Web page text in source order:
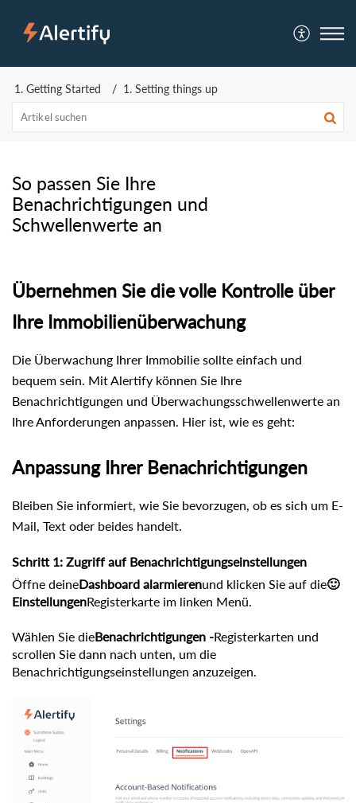
1. Getting Started 1. Setting things up
So passen Sie Ihre
Benachrichtigungen und
Schwellenwerte an
Übernehmen Sie die volle Kontrolle über
Ihre Immobilienüberwachung
Die Überwachung Ihrer Immobilie sollte einfach und
bequem sein. Mit Alertify können Sie Ihre
Benachrichtigungen und Überwachungsschwellenwerte an
Ihre Anforderungen anpassen. Hier ist, wie es geht:
Anpassung Ihrer Benachrichtigungen
Bleiben Sie informiert, wie Sie bevorzugen, ob es sich um E-
Mail, Text oder beides handelt.
Schritt 1: Zugriff auf Benachrichtigungseinstellungen
Öffne deineDashboard alarmierenund klicken Sie auf die🙂
EinstellungenRegisterkarte im linken Menü.
Wählen Sie dieBenachrichtigungen -Registerkarten und
scrollen Sie dann nach unten, um die
Benachrichtigungseinstellungen anzuzeigen.